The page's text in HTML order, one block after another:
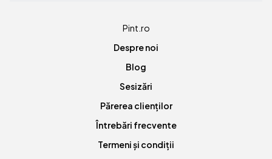
Pint.ro
Despre noi
Blog
Sesizări
Părerea clienților
Întrebări frecvente
Termeni și condiții